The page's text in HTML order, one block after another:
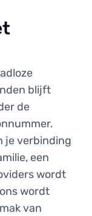
blijft
de
je verbinding
een
wordt
wordt
van